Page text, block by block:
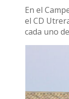
En el
el CD
cada uno